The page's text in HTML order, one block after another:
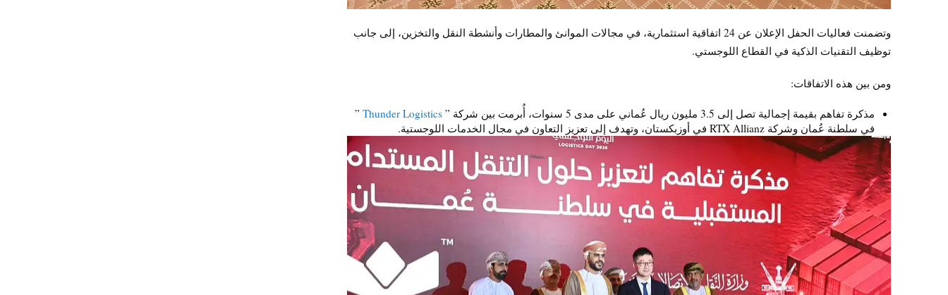
وتضمنت فعاليات الحفل الإعلان عن 24 اتفاقية استثمارية، في مجالات الموانئ والمطارات وأنشطة النقل والتخزين، إلى جانب
توظيف التقنيات الذكية في القطاع اللوجستي.
ومن بين هذه الاتفاقات:
مذكرة تفاهم بقيمة إجمالية تصل إلى 3.5 مليون ريال عُماني على مدى 5 سنوات، أُبرمت بين شركة ” Thunder Logistics
”
في سلطنة عُمان وشركة RTX Allianz في أوزبكستان، وتهدف إلى تعزيز التعاون في مجال الخدمات اللوجستية.